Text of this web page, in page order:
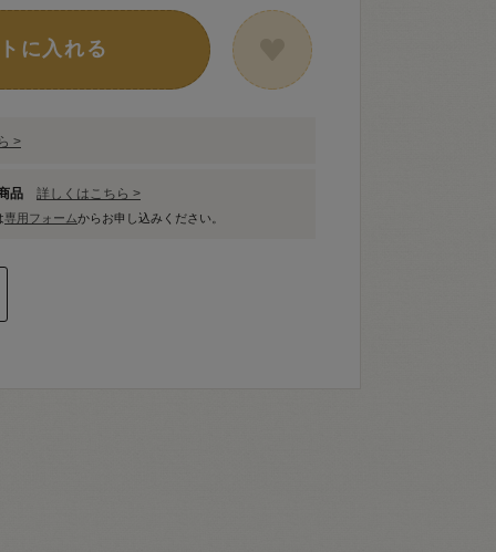
に入れる
>
品 詳しくはこちら >
専用フォームからお申し込みください。